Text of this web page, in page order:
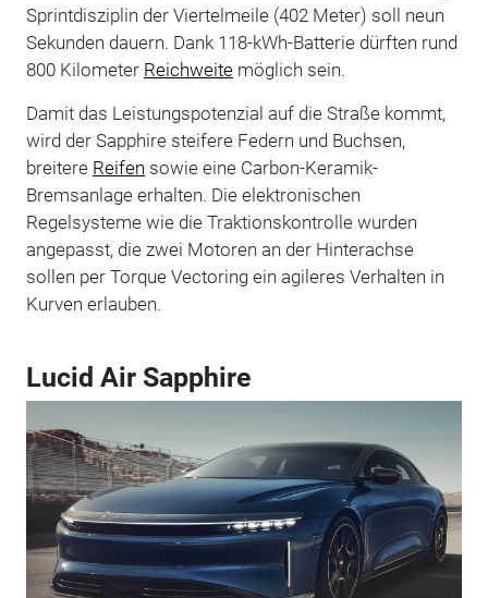
Sprintdisziplin der Viertelmeile (402 Meter) soll neun
Sekunden dauern. Dank 118-kWh-Batterie dürften rund
800 Kilometer Reichweitemöglich sein.
Damit das Leistungspotenzial auf die Straße kommt,
wird der Sapphire steifere Federn und Buchsen,
breitere Reifen sowie eine Carbon-Keramik-
Bremsanlage erhalten. Die elektronischen
Regelsysteme wie die Traktionskontrolle wurden
angepasst, die zwei Motoren an der Hinterachse
sollen per Torque Vectoring ein agileres Verhalten in
Kurven erlauben.
Lucid Air Sapphire